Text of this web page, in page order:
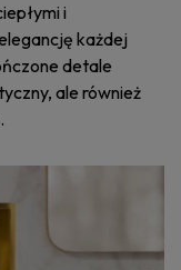
i
każdej
detale
ale również